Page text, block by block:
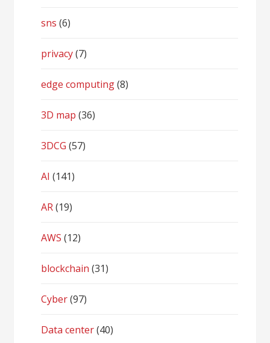
sns (6)
privacy(7)
edge computing(8)
3D map (36)
3DCG (57)
AI (141)
AR(19)
AWS (12)
blockchain (31)
Cyber(97)
Data center(40)